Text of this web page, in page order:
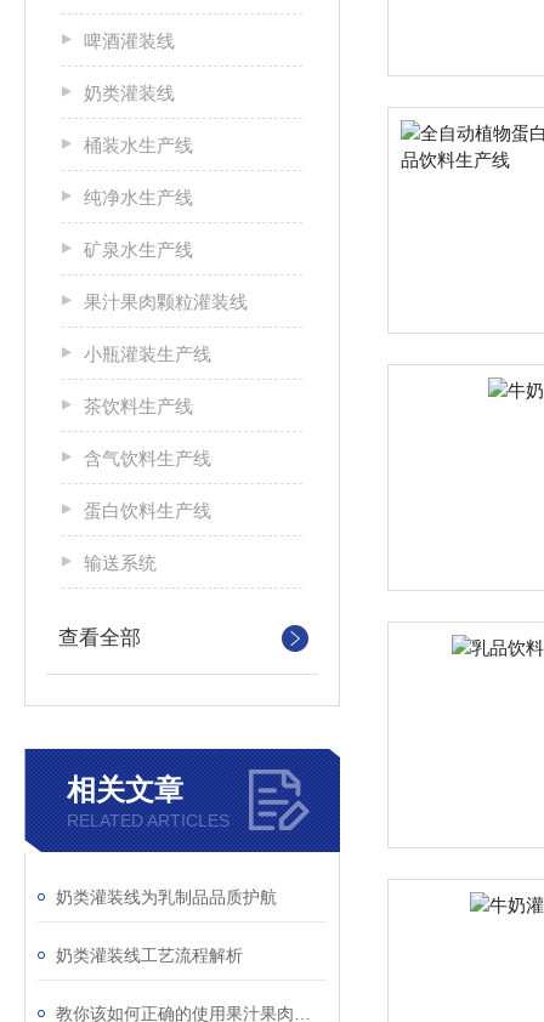
啤酒灌装线
奶类灌装线
桶装水生产线
纯净水生产线
矿泉水生产线
果汁果肉颗粒灌装线
小瓶灌装生产线
茶饮料生产线
含气饮料生产线
蛋白饮料生产线
输送系统
查看全部
相关文章
RELATED ARTICLES
奶类灌装线为乳制品品质护航
奶类灌装线工艺流程解析